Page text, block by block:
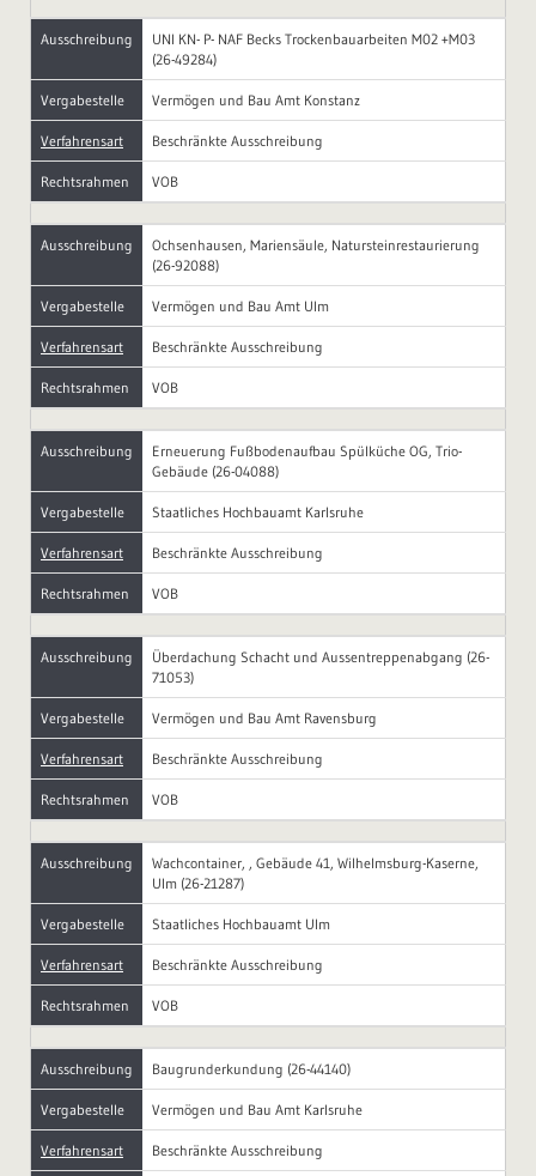
Ausschreibung
UNI KN- P- NAF Becks Trockenbauarbeiten M02 +M03
(26-49284)
Vergabestelle Vermögen und Bau Amt Konstanz
Verfahrensart Beschränkte Ausschreibung
Rechtsrahmen VOB
Ausschreibung
Ochsenhausen, Mariensäule, Natursteinrestaurierung
(26-92088)
Vergabestelle Vermögen und Bau Amt Ulm
Verfahrensart Beschränkte Ausschreibung
Rechtsrahmen VOB
Ausschreibung
Erneuerung Fußbodenaufbau Spülküche OG, Trio-
Gebäude (26-04088)
Vergabestelle Staatliches Hochbauamt Karlsruhe
Verfahrensart Beschränkte Ausschreibung
Rechtsrahmen VOB
Ausschreibung
Überdachung Schacht und Aussentreppenabgang (26-
71053)
Vergabestelle Vermögen und Bau Amt Ravensburg
Verfahrensart Beschränkte Ausschreibung
Rechtsrahmen VOB
Ausschreibung
Wachcontainer, , Gebäude 41, Wilhelmsburg-Kaserne,
Ulm (26-21287)
Vergabestelle Staatliches Hochbauamt Ulm
Verfahrensart Beschränkte Ausschreibung
Rechtsrahmen VOB
Ausschreibung Baugrunderkundung (26-44140)
Vergabestelle Vermögen und Bau Amt Karlsruhe
Verfahrensart Beschränkte Ausschreibung